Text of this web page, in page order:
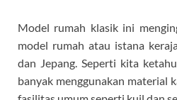
Model rumah klasik ini
model rumah atau istana
dan Jepang. Seperti kita
banyak menggunakan material